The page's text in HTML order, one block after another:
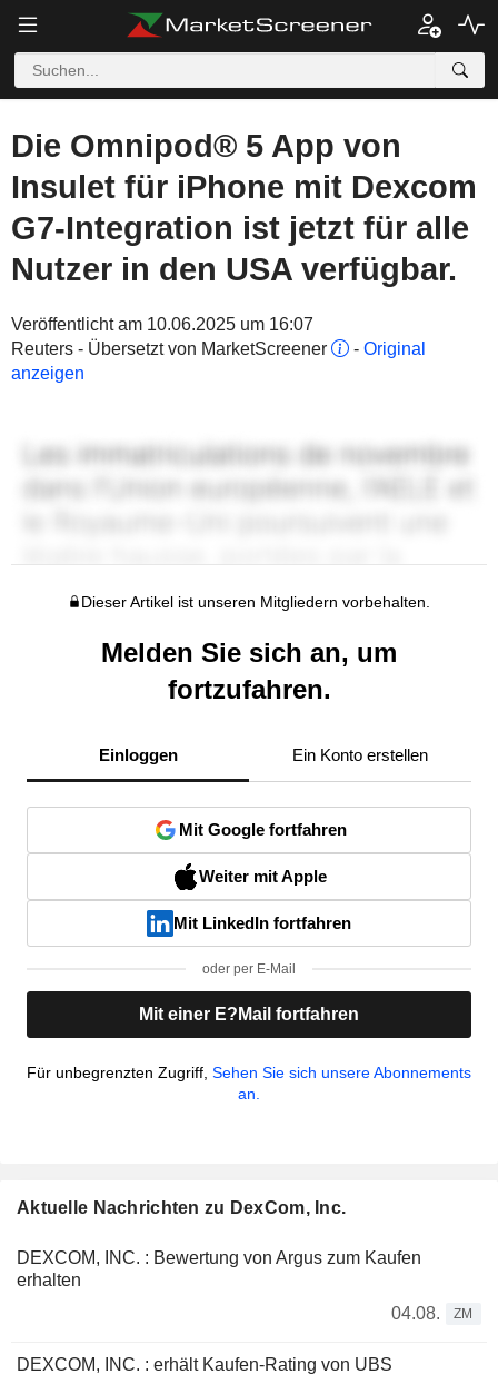
Die Omnipod® 5 App von
Insulet für iPhone mit Dexcom
G7-Integration ist jetzt für alle
Nutzer in den USA verfügbar.
Veröffentlicht am 10.06.2025 um 16:07
Reuters - Übersetzt von MarketScreener
- Original
anzeigen
Dieser Artikel ist unseren Mitgliedern vorbehalten.
Melden Sie sich an, um
fortzufahren.
Einloggen Ein Konto erstellen
Mit Google fortfahren
Weiter mit Apple
Mit LinkedIn fortfahren
oder per E-Mail
Mit einer E?Mail fortfahren
Für unbegrenzten Zugriff, Sehen Sie sich unsere Abonnements
an.
Aktuelle Nachrichten zu DexCom, Inc.
DEXCOM, INC. : Bewertung von Argus zum Kaufen
erhalten
04.08.
ZM
DEXCOM, INC. : erhält Kaufen-Rating von UBS